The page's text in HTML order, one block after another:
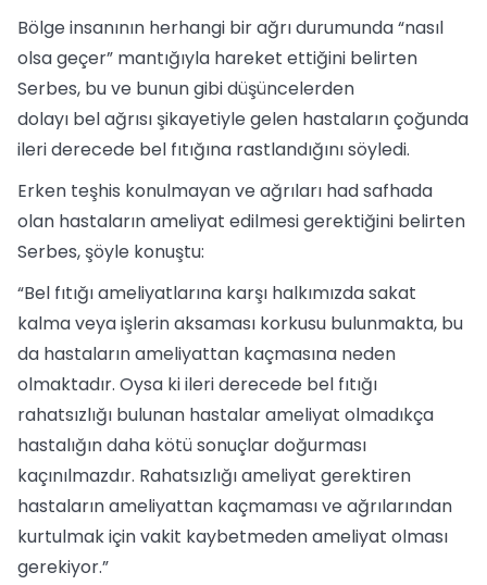
Bölge insanının herhangi bir ağrı durumunda “nasıl
olsa geçer” mantığıyla hareket ettiğini belirten
Serbes, bu ve bunun gibi düşüncelerden
dolayı bel ağrısı şikayetiyle gelen hastaların çoğunda
ileri derecede bel fıtığına rastlandığını söyledi.
Erken teşhis konulmayan ve ağrıları had safhada
olan hastaların ameliyat edilmesi gerektiğini belirten
Serbes, şöyle konuştu:
“Bel fıtığı ameliyatlarına karşı halkımızda sakat
kalma veya işlerin aksaması korkusu bulunmakta, bu
da hastaların ameliyattan kaçmasına neden
olmaktadır. Oysa ki ileri derecede bel fıtığı
rahatsızlığı bulunan hastalar ameliyat olmadıkça
hastalığın daha kötü sonuçlar doğurması
kaçınılmazdır. Rahatsızlığı ameliyat gerektiren
hastaların ameliyattan kaçmaması ve ağrılarından
kurtulmak için vakit kaybetmeden ameliyat olması
gerekiyor.”